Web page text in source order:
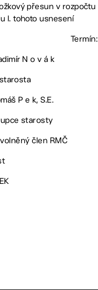
přesun v rozpočtu
I. tohoto usnesení
N o v á k
starosta
P e k, S.E.
starosty
člen RMČ